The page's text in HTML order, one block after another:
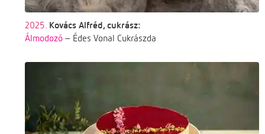
2025. Kovács Alfréd, cukrász:
Álmodozó – Édes Vonal Cukrászda